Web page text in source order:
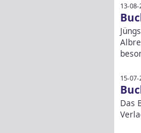
13-
15-
Das